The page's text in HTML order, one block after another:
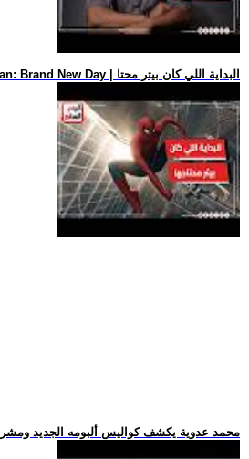
.. فيلم Spider-Man: Brand New Day | البداية اللي كان بيتر محتا
.. محمد عدوية يكشف كواليس ألبومه الجديد